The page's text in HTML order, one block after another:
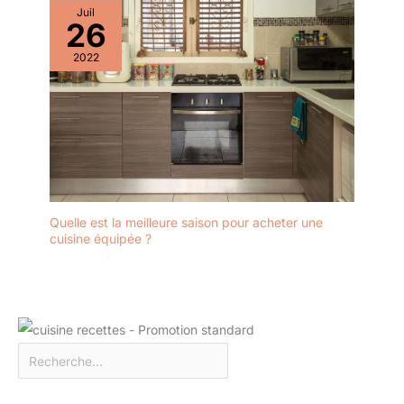
zones plus petites telles
que les moulures de
fenêtres et les dessus de
portes, accéder derrière
les radiateurs et les
tuyaux, ainsi que pour
effectuer des retouches,
Pour de meilleurs
résultats, rincez à l'eau
froide avant la première
utilisation et laissez
sécher Le rouleau en
d’obtenir une finition
Idéal pour les projets de
filetage ou de perçage
dans le bois, le métal et
le plastique! Rejoignez -
Nnous et Profitez du
Service Impeccable du
Club FAHEFANA:
Chaque client devient
membre de fahfana.
Nous offrons un service
de garantie gratuit à
avons également une
vente. Nous prenons
très au sérieux les
décharger complètement
Juil
26
2022
Quelle est la meilleure saison pour acheter une
cuisine équipée ?